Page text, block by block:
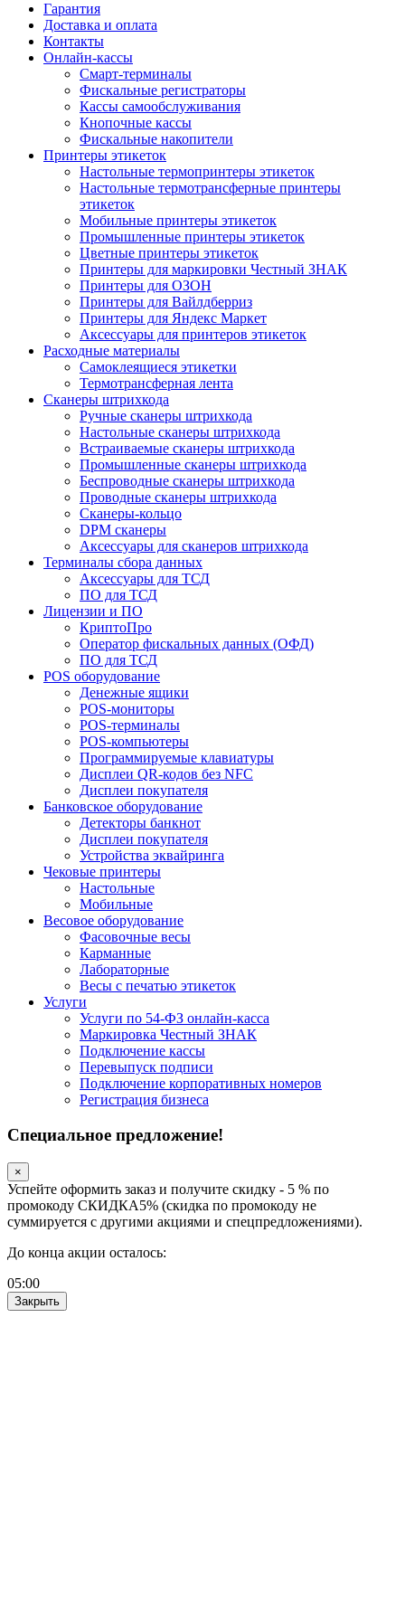
Гарантия
Доставка и оплата
Контакты
Онлайн-кассы
Смарт-терминалы
Фискальные регистраторы
Кассы самообслуживания
Кнопочные кассы
Фискальные накопители
Принтеры этикеток
Настольные термопринтеры этикеток
Настольные термотрансферные принтеры
этикеток
Мобильные принтеры этикеток
Промышленные принтеры этикеток
Цветные принтеры этикеток
Принтеры для маркировки Честный ЗНАК
Принтеры для ОЗОН
Принтеры для Вайлдберриз
Принтеры для Яндекс Маркет
Аксессуары для принтеров этикеток
Расходные материалы
Самоклеящиеся этикетки
Термотрансферная лента
Сканеры штрихкода
Ручные сканеры штрихкода
Настольные сканеры штрихкода
Встраиваемые сканеры штрихкода
Промышленные сканеры штрихкода
Беспроводные сканеры штрихкода
Проводные сканеры штрихкода
Сканеры-кольцо
DPM сканеры
Аксессуары для сканеров штрихкода
Терминалы сбора данных
Аксессуары для ТСД
ПО для ТСД
Лицензии и ПО
КриптоПро
Оператор фискальных данных (ОФД)
ПО для ТСД
POS оборудование
Денежные ящики
POS-мониторы
POS-терминалы
POS-компьютеры
Программируемые клавиатуры
Дисплеи QR-кодов без NFC
Дисплеи покупателя
Банковское оборудование
Детекторы банкнот
Дисплеи покупателя
Устройства эквайринга
Чековые принтеры
Настольные
Мобильные
Весовое оборудование
Фасовочные весы
Карманные
Лабораторные
Весы с печатью этикеток
Услуги
Услуги по 54-ФЗ онлайн-касса
Маркировка Честный ЗНАК
Подключение кассы
Перевыпуск подписи
Подключение корпоративных номеров
Регистрация бизнеса
Специальное предложение!
×
Успейте оформить заказ и получите скидку - 5 % по
промокоду СКИДКА5% (скидка по промокоду не
суммируется с другими акциями и спецпредложениями).
До конца акции осталось:
05:00
Закрыть